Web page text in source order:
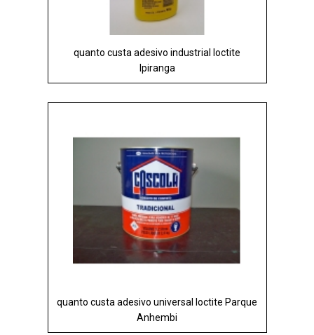
quanto custa adesivo industrial loctite
Ipiranga
quanto custa adesivo universal loctite Parque
Anhembi